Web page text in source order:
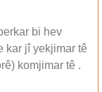
bi hev
kar jî yekjimar tê
komjimar tê .